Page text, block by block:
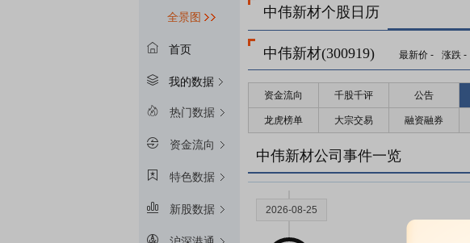
全景图
首页
我的数据
热门数据
资金流向
特色数据
新股数据
中伟新材个股日历
中伟新材(300919) 最新价 - 涨跌 -
资金流向 千股千评 公告
龙虎榜单 大宗交易 融资融券
中伟新材公司事件一览
2026-08-25